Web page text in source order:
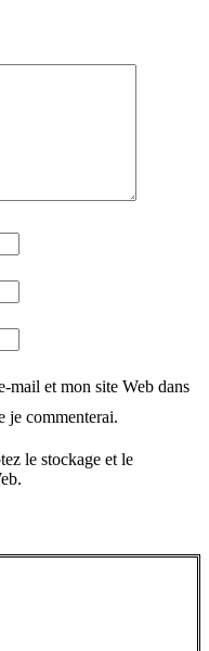
mail et mon site Web dans
je commenterai.
le stockage et le